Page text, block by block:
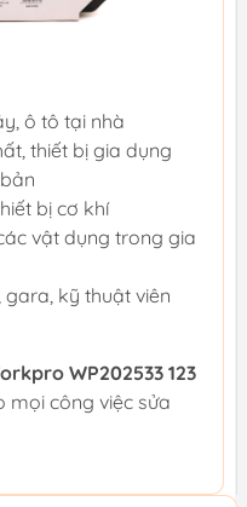
ô tô tại nhà
thiết bị gia dụng
bị cơ khí
vật dụng trong gia
gara, kỹ thuật viên
WP202533 123
mọi công việc sửa